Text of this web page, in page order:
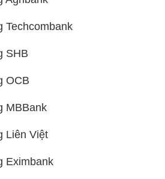
Techcombank
SHB
OCB
MBBank
Liên Việt
Eximbank